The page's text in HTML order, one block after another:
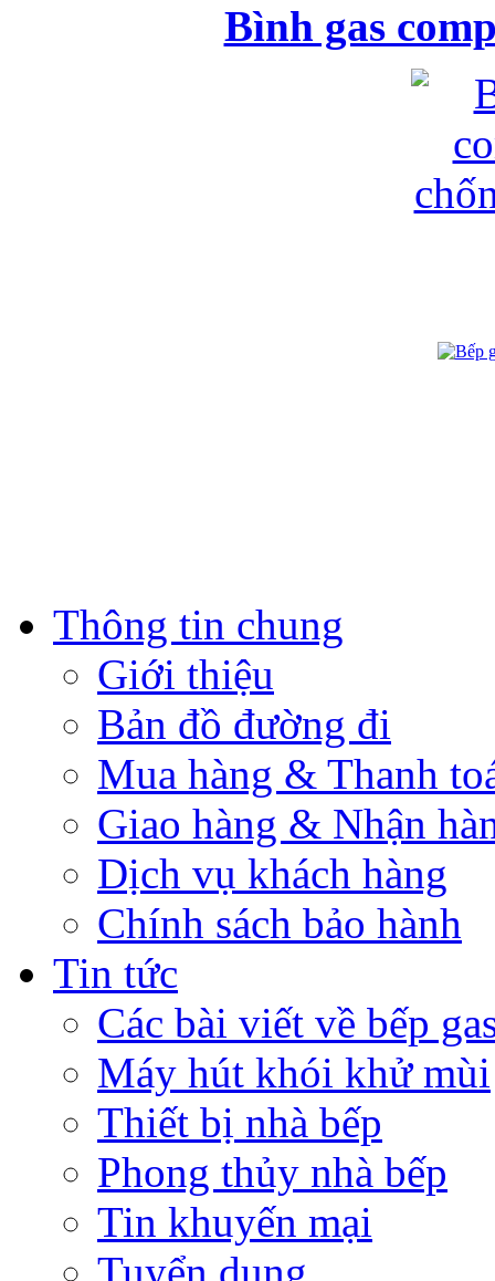
Bình gas
Thông tin chung
Giới thiệu
Bản đồ đường đi
Mua hàng & Thanh
Giao hàng & Nhận
Dịch vụ khách hàng
Chính sách bảo hành
Tin tức
Các bài viết về bếp
Máy hút khói khử mùi
Thiết bị nhà bếp
Phong thủy nhà bếp
Tin khuyến mại
Tuyển dụng